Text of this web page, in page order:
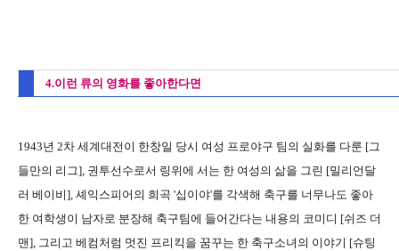
4.이런 류의 영화를 좋아한다면
1943년 2차 세계대전이 한창일 당시 여성 프로야구 팀의 실화를 다룬 [그
들만의 리그], 권투선수로서 링위에 서는 한 여성의 삶을 그린 [밀리언달
러 베이비], 셰익스피어의 희곡 '십이야'를 각색해 축구를 너무나도 좋아
한 여학생이 남자로 분장해 축구팀에 들어간다는 내용의 코미디 [쉬즈 더
맨], 그리고 베컴처럼 멋진 프리킥을 꿈꾸는 한 축구소녀의 이야기 [슈팅